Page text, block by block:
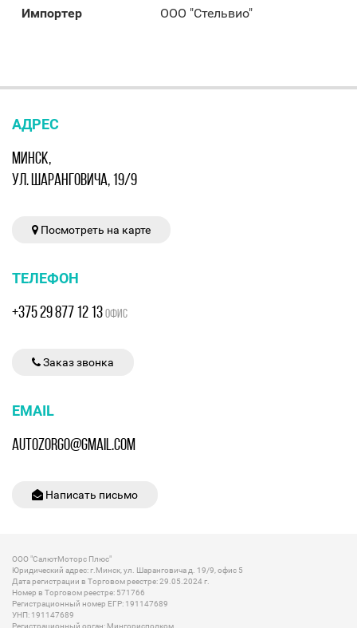
Импортер OOO "Стельвио"
АДРЕС
МИНСК,
УЛ. ШАРАНГОВИЧА, 19/9
Посмотреть на карте
ТЕЛЕФОН
+375 29 877 12 13ОФИС
Заказ звонка
EMAIL
AUTOZORGO@GMAIL.COM
Написать письмо
ООО "СалютМоторс Плюс"
Юридический адрес: г.Минск, ул. Шаранговича д. 19/9, офис 5
Дата регистрации в Торговом реестре: 29.05.2024 г.
Номер в Торговом реестре: 571766
Регистрационный номер ЕГР: 191147689
УНП: 191147689
Регистрационный орган: Мингорисполком